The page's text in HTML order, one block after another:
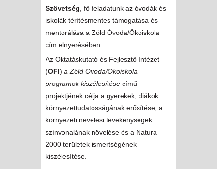
Szövetség , fő feladatunk az óvodák és
iskolák térítésmentes támogatása és
mentorálása a Zöld Óvoda/Ökoiskola
cím elnyerésében.
Az Oktatáskutató és Fejlesztő Intézet
(OFI) a Zöld Óvoda/Ökoiskola
programok kiszélesítése című
projektjének célja a gyerekek, diákok
környezettudatosságának erősítése, a
környezeti nevelési tevékenységek
színvonalának növelése és a Natura
2000 területek ismertségének
kiszélesítése.